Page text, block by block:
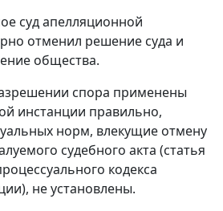
суд апелляционной
отменил решение суда и
общества.
спора применены
инстанции правильно,
норм, влекущие отмену
судебного акта (статья
кодекса
не установлены.